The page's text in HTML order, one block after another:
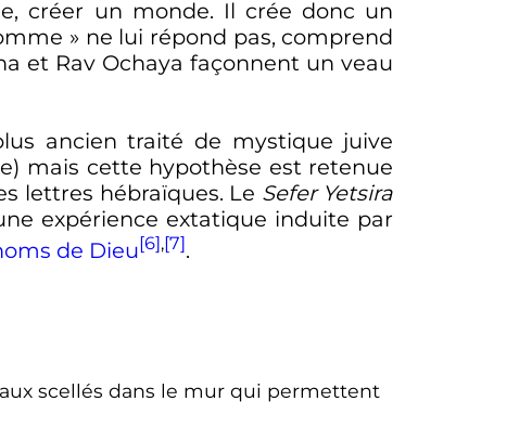
créer un monde. Il crée donc un
» ne lui répond pas, comprend
et Rav Ochaya façonnent un veau
ancien traité de mystique juive
mais cette hypothèse est retenue
lettres hébraïques. Le Sefer Yetsira
expérience extatique induite par
de Dieu[6],[7].
scellés dans le mur qui permettent